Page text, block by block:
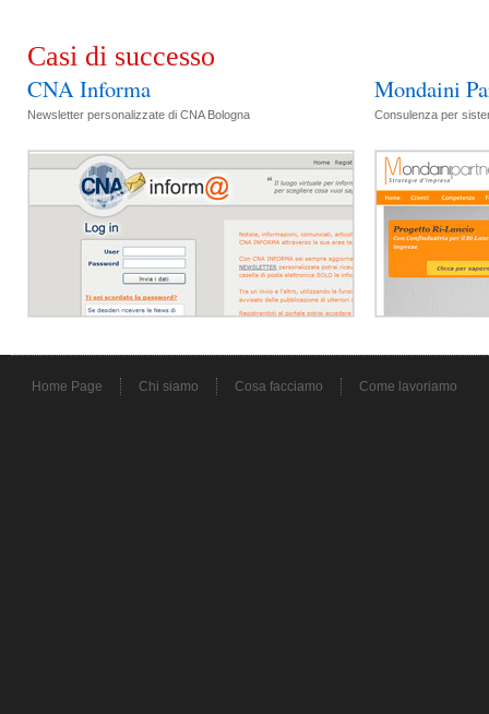
Casi di successo
CNA Informa
Newsletter personalizzate di CNA Bologna
Mondaini
Consulenza per
Home Page Chi siamo Cosa facciamo Come lavoriamo